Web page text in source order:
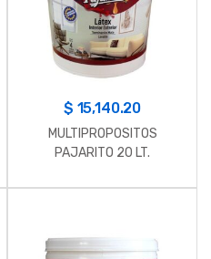
$ 15,140.20
MULTIPROPOSITOS
PAJARITO 20 LT.